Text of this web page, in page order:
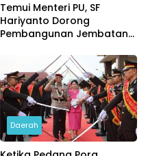
Temui Menteri PU, SF
Hariyanto Dorong
Pembangunan Jembatan
Daerah